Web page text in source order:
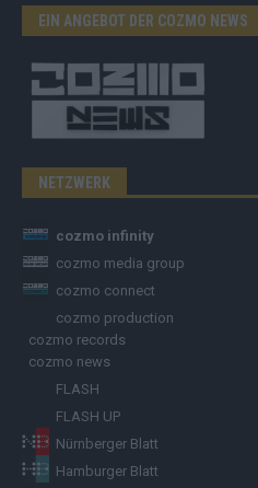
EIN ANGEBOT DER COZMO NEWS
NETZWERK
cozmo infinity
cozmo media group
cozmo connect
cozmo production
cozmo records
cozmo news
FLASH
FLASH UP
Nürnberger Blatt
Hamburger Blatt